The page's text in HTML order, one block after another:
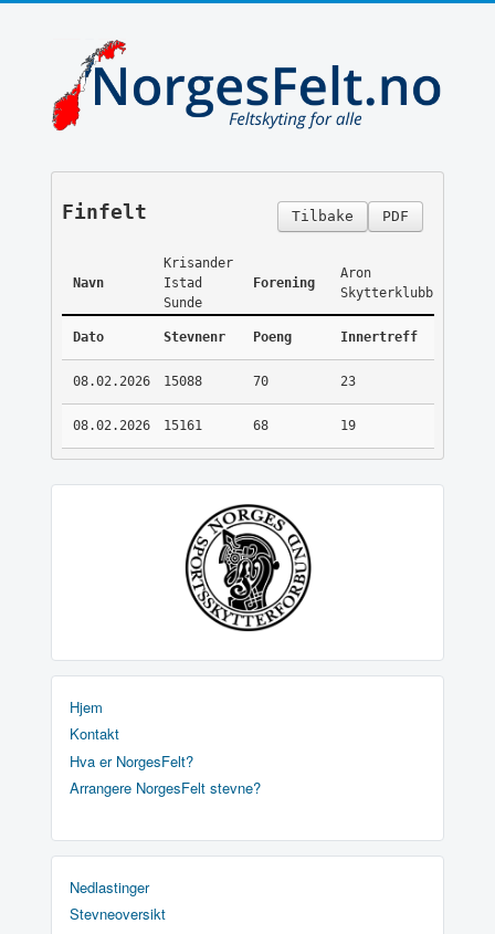
PDF
Tilbake
Finfelt
Navn
Krisander
Istad
Sunde
Forening
Aron
Skytterklubb
Dato Stevnenr Poeng Innertreff
08.02.2026 15088 70 23
08.02.2026 15161 68 19
Hjem
Kontakt
Hva er NorgesFelt?
Arrangere NorgesFelt stevne?
Nedlastinger
Stevneoversikt